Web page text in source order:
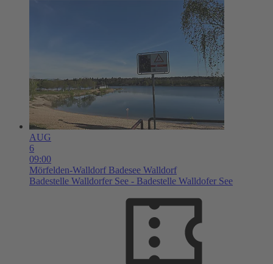
AUG
6
09:00
Mörfelden-Walldorf Badesee Walldorf
Badestelle Walldorfer See - Badestelle Walldofer See